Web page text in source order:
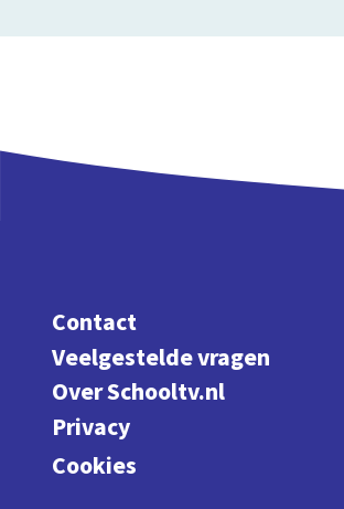
Contact
Veelgestelde vragen
Over Schooltv.nl
Privacy
Cookies